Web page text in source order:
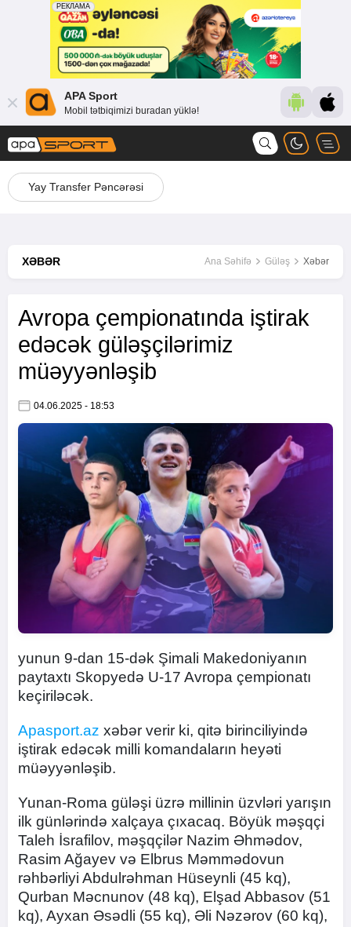
APA Sport
Mobil tətbiqimizi buradan yüklə!
Yay Transfer Pəncərəsi
XƏBƏR Ana Səhifə Güləş Xəbər
Avropa çempionatında iştirak
edəcək güləşçilərimiz
müəyyənləşib
04.06.2025 - 18:53
yunun 9-dan 15-dək Şimali Makedoniyanın
paytaxtı Skopyedə U-17 Avropa çempionatı
keçiriləcək.
Apasport.az xəbər verir ki, qitə birinciliyində
iştirak edəcək milli komandaların heyəti
müəyyənləşib.
Yunan-Roma güləşi üzrə millinin üzvləri yarışın
ilk günlərində xalçaya çıxacaq. Böyük məşqçi
Taleh İsrafilov, məşqçilər Nazim Əhmədov,
Rasim Ağayev və Elbrus Məmmədovun
rəhbərliyi Abdulrəhman Hüseynli (45 kq),
Qurban Məcnunov (48 kq), Elşad Abbasov (51
kq), Ayxan Əsədli (55 kq), Əli Nəzərov (60 kq),